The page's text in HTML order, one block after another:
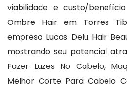
viabilidade e custo/
Ombre Hair em Torres
empresa Lucas Delu Hair
mostrando seu potencial
Fazer Luzes No Cabelo,
Melhor Corte Para Cabelo